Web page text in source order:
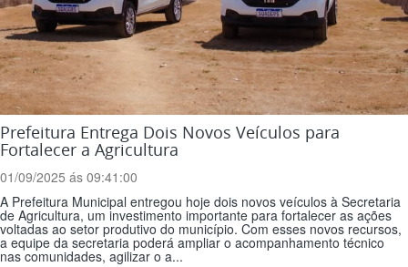
Prefeitura Entrega Dois Novos Veículos para
Fortalecer a Agricultura
01/09/2025 ás 09:41:00
A Prefeitura Municipal entregou hoje dois novos veículos à Secretaria
de Agricultura, um investimento importante para fortalecer as ações
voltadas ao setor produtivo do município. Com esses novos recursos,
a equipe da secretaria poderá ampliar o acompanhamento técnico
nas comunidades, agilizar o a...